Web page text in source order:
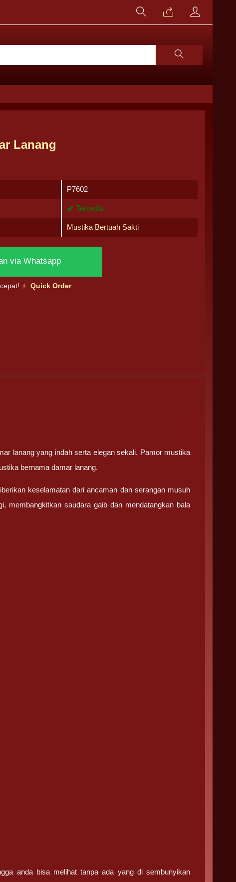
Lanang
P7602
Tersedia
Mustika Bertuah Sakti
via Whatsapp
Quick Order
lanang yang indah serta elegan sekali. Pamor mustika
bernama damar lanang.
keselamatan dari ancaman dan serangan musuh
membangkitkan saudara gaib dan mendatangkan bala
anda bisa melihat tanpa ada yang di sembunyikan